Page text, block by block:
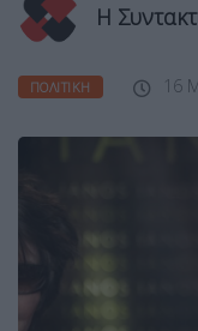
Η
ΠΟΛΙΤΙΚΉ 16